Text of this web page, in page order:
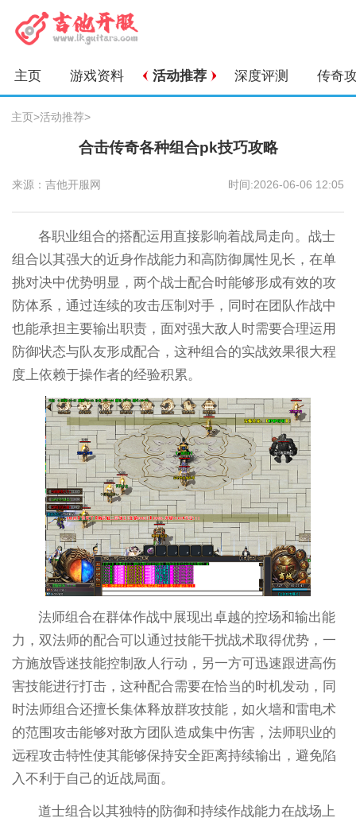
主页 游戏资料 活动推荐 深度评测 传奇
主页>活动推荐>
合击传奇各种组合pk技巧攻略
来源：吉他开服网 时间:2026-06-06 12:05
各职业组合的搭配运用直接影响着战局走向。战士
组合以其强大的近身作战能力和高防御属性见长，在单
挑对决中优势明显，两个战士配合时能够形成有效的攻
防体系，通过连续的攻击压制对手，同时在团队作战中
也能承担主要输出职责，面对强大敌人时需要合理运用
防御状态与队友形成配合，这种组合的实战效果很大程
度上依赖于操作者的经验积累。
法师组合在群体作战中展现出卓越的控场和输出能
力，双法师的配合可以通过技能干扰战术取得优势，一
方施放昏迷技能控制敌人行动，另一方可迅速跟进高伤
害技能进行打击，这种配合需要在恰当的时机发动，同
时法师组合还擅长集体释放群攻技能，如火墙和雷电术
的范围攻击能够对敌方团队造成集中伤害，法师职业的
远程攻击特性使其能够保持安全距离持续输出，避免陷
入不利于自己的近战局面。
道士组合以其独特的防御和持续作战能力在战场上